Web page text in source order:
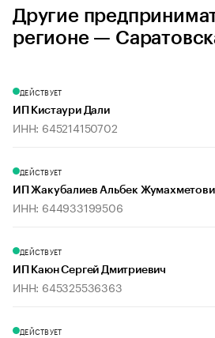
Другие
регионе —
ДЕЙСТВУЕТ
ИП Кистаури Дали
ИНН: 645214150702
ДЕЙСТВУЕТ
ИП Жакубалиев Альбек
ИНН: 644933199506
ДЕЙСТВУЕТ
ИП Каюн Сергей Дмитриевич
ИНН: 645325536363
ДЕЙСТВУЕТ